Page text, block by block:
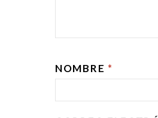
NOMBRE *